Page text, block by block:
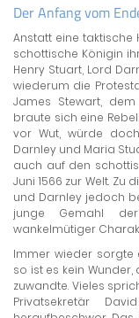
Der Anfang vom
Anstatt eine taktische
schottische Königin
Henry Stuart, Lord
wiederum die
James Stewart,
braute sich eine
vor Wut, würde
Darnley und Maria
auch auf den
Juni 1566 zur Welt. Zu
und Darnley jedoch
junge Gemahl
wankelmütiger
Immer wieder sorgte
so ist es kein
zuwandte. Vieles
Privatsekretär